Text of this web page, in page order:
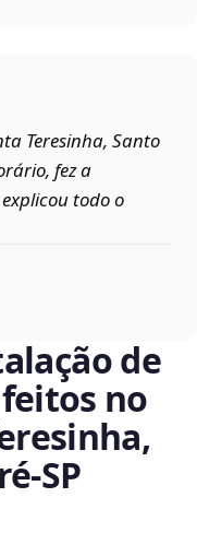
Teresinha, Santo
fez a
todo o
de
no